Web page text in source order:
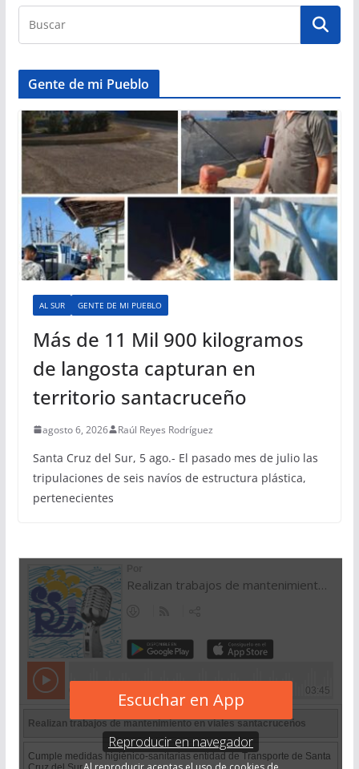
Gente de mi Pueblo
AL SUR GENTE DE MI PUEBLO
Más de 11 Mil 900 kilogramos
de langosta capturan en
territorio santacruceño
agosto 6, 2026 Raúl Reyes Rodríguez
Santa Cruz del Sur, 5 ago.- El pasado mes de julio las
tripulaciones de seis navíos de estructura plástica,
pertenecientes